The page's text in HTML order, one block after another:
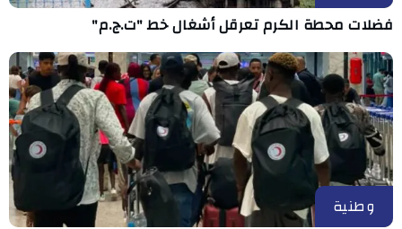
فضلات محطة الكرم تعرقل أشغال خط "ت.ج.م"
وطنية